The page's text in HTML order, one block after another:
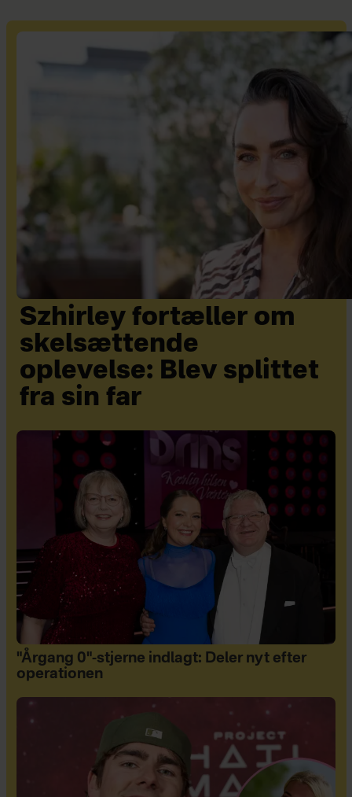
Szhirley fortæller om
skelsættende
oplevelse: Blev splittet
fra sin far
"Årgang 0"-stjerne indlagt: Deler nyt efter
operationen